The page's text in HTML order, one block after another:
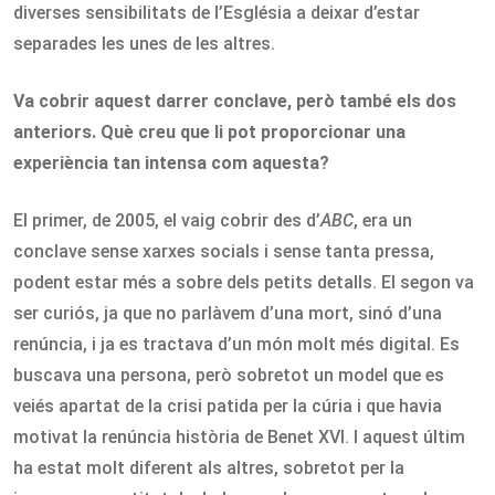
diverses sensibilitats de l’Església a deixar d’estar
separades les unes de les altres.
Va cobrir aquest darrer conclave, però també els dos
anteriors. Què creu que li pot proporcionar una
experiència tan intensa com aquesta?
El primer, de 2005, el vaig cobrir des d’ABC, era un
conclave sense xarxes socials i sense tanta pressa,
podent estar més a sobre dels petits detalls. El segon va
ser curiós, ja que no parlàvem d’una mort, sinó d’una
renúncia, i ja es tractava d’un món molt més digital. Es
buscava una persona, però sobretot un model que es
veiés apartat de la crisi patida per la cúria i que havia
motivat la renúncia història de Benet XVI. I aquest últim
ha estat molt diferent als altres, sobretot per la